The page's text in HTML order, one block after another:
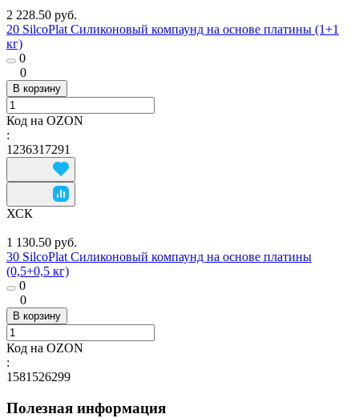
2 228.50 руб.
20 SilcoPlat Силиконовый компаунд на основе платины (1+1
кг)
0
0
В корзину
Код на OZON
:
1236317291
ХСК
1 130.50 руб.
30 SilcoPlat Силиконовый компаунд на основе платины
(0,5+0,5 кг)
0
0
В корзину
Код на OZON
:
1581526299
Полезная информация